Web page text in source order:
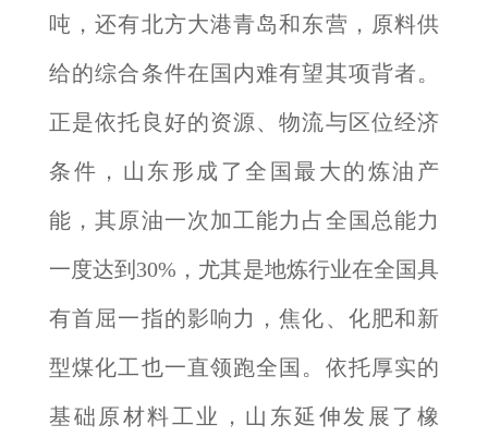
吨，还有北方大港青岛和东营，原料供
给的综合条件在国内难有望其项背者。
正是依托良好的资源、物流与区位经济
条件，山东形成了全国最大的炼油产
能，其原油一次加工能力占全国总能力
一度达到30%，尤其是地炼行业在全国具
有首屈一指的影响力，焦化、化肥和新
型煤化工也一直领跑全国。依托厚实的
基础原材料工业，山东延伸发展了橡